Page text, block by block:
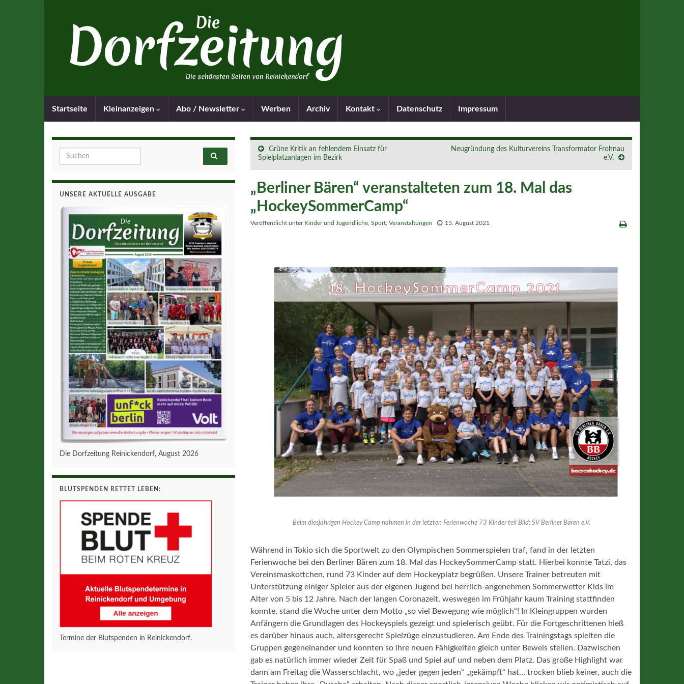
Startseite Kleinanzeigen Abo / Newsletter Werben Archiv Kontakt Datenschutz Impressum
Grüne Kritik an fehlendem Einsatz für
Spielplatzanlagen im Bezirk
Neugründung des Kulturvereins Transformator Frohnau
e.V.
„Berliner Bären“ veranstalteten zum 18. Mal das
„HockeySommerCamp“
Veröffentlicht unter Kinder und Jugendliche Sport Veranstaltungen 15. August 2021
Beim diesjährigen Hockey Camp nahmen in der letzten Ferienwoche 73 Kinder teil Bild: SV Berliner Bären e.V.
Während in Tokio sich die Sportwelt zu den Olympischen Sommerspielen traf, fand in der letzten
Ferienwoche bei den Berliner Bären zum 18. Mal das HockeySommerCamp statt. Hierbei konnte Tatzi, das
Vereinsmaskottchen, rund 73 Kinder auf dem Hockeyplatz begrüßen. Unsere Trainer betreuten mit
Unterstützung einiger Spieler aus der eigenen Jugend bei herrlich-angenehmen Sommerwetter Kids im
Alter von 5 bis 12 Jahre. Nach der langen Coronazeit, weswegen im Frühjahr kaum Training stattfinden
konnte, stand die Woche unter dem Motto „so viel Bewegung wie möglich“! In Kleingruppen wurden
Anfängern die Grundlagen des Hockeyspiels gezeigt und spielerisch geübt. Für die Fortgeschrittenen hieß
es darüber hinaus auch, altersgerecht Spielzüge einzustudieren. Am Ende des Trainingstags spielten die
Gruppen gegeneinander und konnten so ihre neuen Fähigkeiten gleich unter Beweis stellen. Dazwischen
gab es natürlich immer wieder Zeit für Spaß und Spiel auf und neben dem Platz. Das große Highlight war
dann am Freitag die Wasserschlacht, wo „jeder gegen jeden“ „gekämpft“ hat… trocken blieb keiner, auch die
Search for:
UNSERE AKTUELLE AUSGABE
Die Dorfzeitung Reinickendorf, August 2026
BLUTSPENDEN RETTET LEBEN:
Termine der Blutspenden in Reinickendorf.